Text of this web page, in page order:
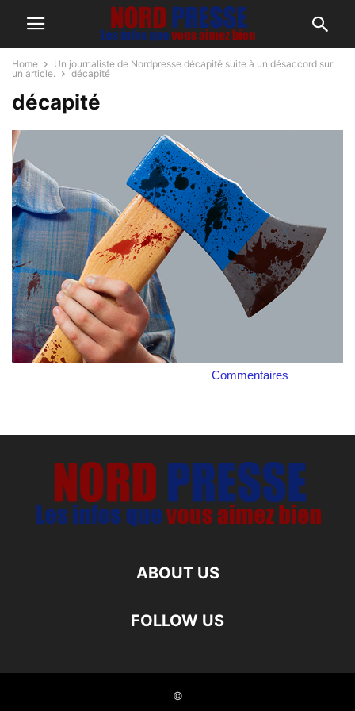
Home
Un journaliste de Nordpresse décapité suite à un désaccord sur
un article.
décapité
décapité
Commentaires
ABOUT US
FOLLOW US
©